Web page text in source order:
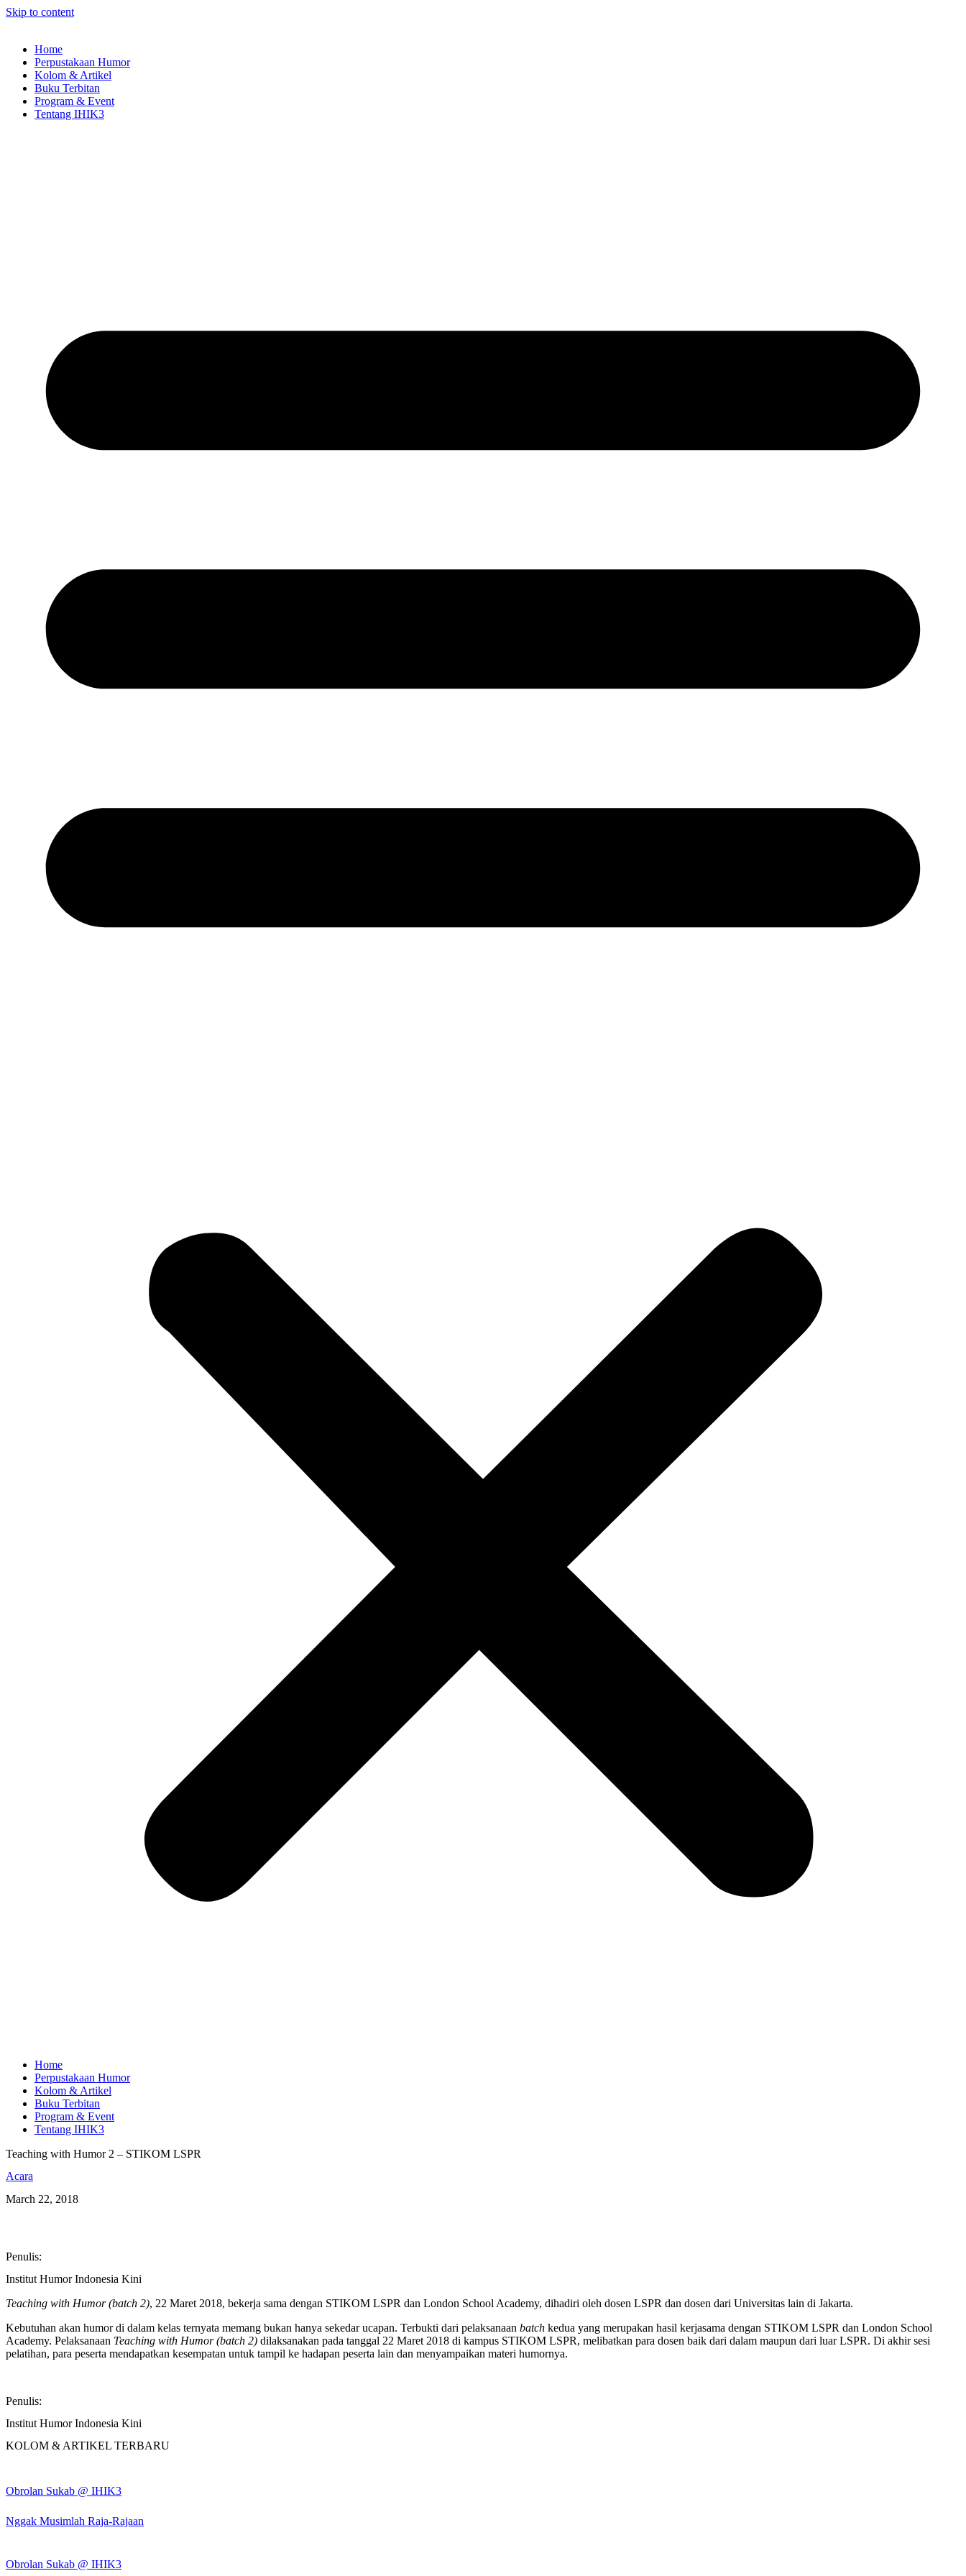
Skip to content
Home
Perpustakaan Humor
Kolom & Artikel
Buku Terbitan
Program & Event
Tentang IHIK3
Home
Perpustakaan Humor
Kolom & Artikel
Buku Terbitan
Program & Event
Tentang IHIK3
Teaching with Humor 2 – STIKOM LSPR
Acara
March 22, 2018
Penulis:
Institut Humor Indonesia Kini
Teaching with Humor (batch 2), 22 Maret 2018, bekerja sama dengan STIKOM LSPR dan London School Academy, dihadiri oleh dosen LSPR dan dosen dari Universitas lain di Jakarta.
Kebutuhan akan humor di dalam kelas ternyata memang bukan hanya sekedar ucapan. Terbukti dari pelaksanaan batch kedua yang merupakan hasil kerjasama dengan STIKOM LSPR dan London School
Academy. Pelaksanaan Teaching with Humor (batch 2) dilaksanakan pada tanggal 22 Maret 2018 di kampus STIKOM LSPR, melibatkan para dosen baik dari dalam maupun dari luar LSPR. Di akhir sesi
pelatihan, para peserta mendapatkan kesempatan untuk tampil ke hadapan peserta lain dan menyampaikan materi humornya.
Penulis:
Institut Humor Indonesia Kini
KOLOM & ARTIKEL TERBARU
Obrolan Sukab @ IHIK3
Nggak Musimlah Raja-Rajaan
Obrolan Sukab @ IHIK3